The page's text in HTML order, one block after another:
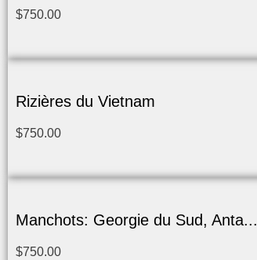
$750.00
Rizières du Vietnam
$750.00
Manchots: Georgie du Sud, Anta...
$750.00